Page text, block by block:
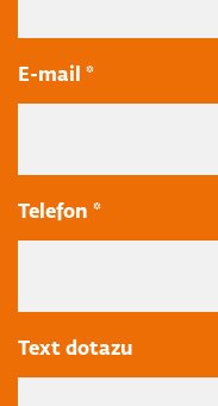
E-mail *
Telefon *
Text dotazu